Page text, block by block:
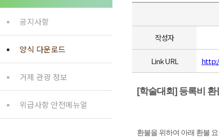
공지사항
양식 다운로드
거제 관광 정보
위급사항 안전메뉴얼
작성자
Link URL
[학술대회] 등록비 환
환불을 위하여 아래 환불